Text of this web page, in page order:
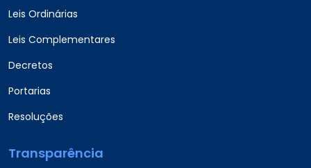
Leis Ordinárias
Leis Complementares
Decretos
Portarias
Resoluções
Transparência